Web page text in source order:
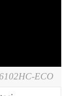
ECO